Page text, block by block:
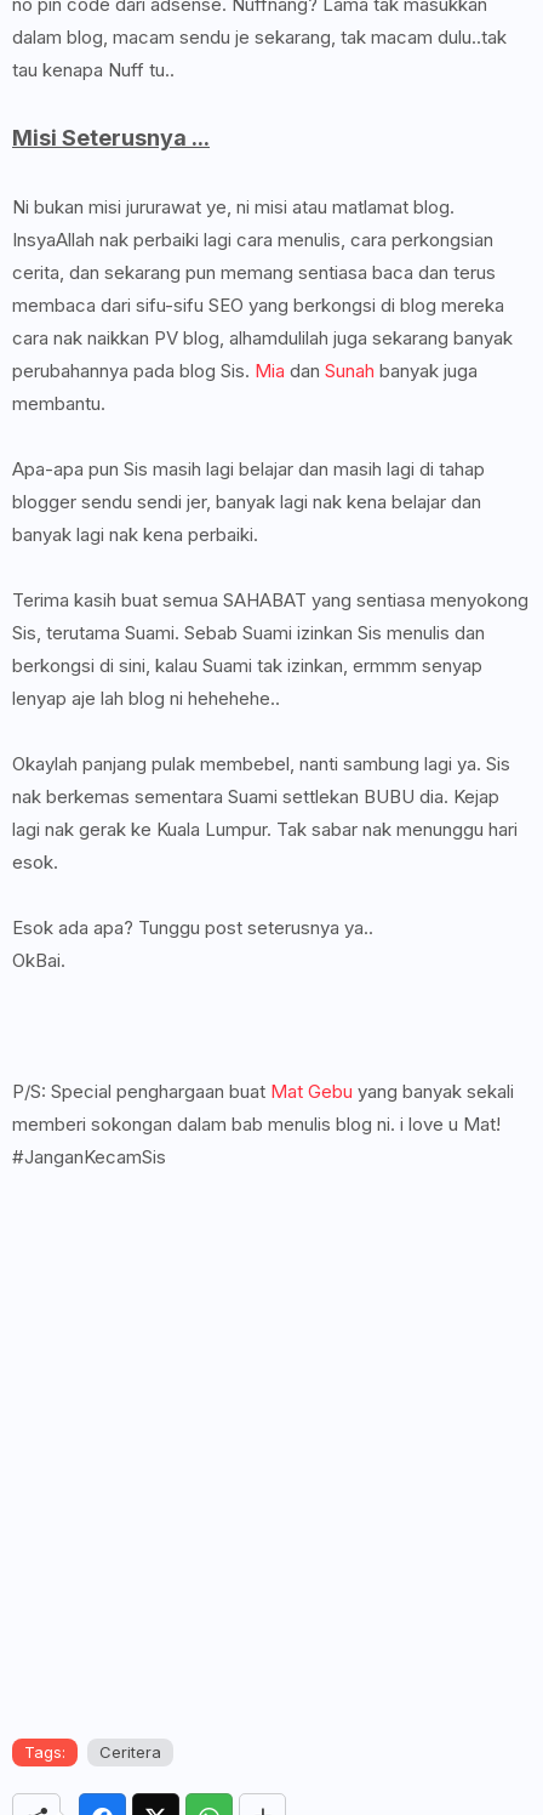
dalam blog, macam sendu je sekarang, tak macam dulu..tak
tau kenapa Nuff tu..
Misi Seterusnya ...
Ni bukan misi jururawat ye, ni misi atau matlamat blog.
InsyaAllah nak perbaiki lagi cara menulis, cara perkongsian
cerita, dan sekarang pun memang sentiasa baca dan terus
membaca dari sifu-sifu SEO yang berkongsi di blog mereka
cara nak naikkan PV blog, alhamdulilah juga sekarang banyak
perubahannya pada blog Sis. Mia dan Sunah banyak juga
membantu.
Apa-apa pun Sis masih lagi belajar dan masih lagi di tahap
blogger sendu sendi jer, banyak lagi nak kena belajar dan
banyak lagi nak kena perbaiki.
Terima kasih buat semua SAHABAT yang sentiasa menyokong
Sis, terutama Suami. Sebab Suami izinkan Sis menulis dan
berkongsi di sini, kalau Suami tak izinkan, ermmm senyap
lenyap aje lah blog ni hehehehe..
Okaylah panjang pulak membebel, nanti sambung lagi ya. Sis
nak berkemas sementara Suami settlekan BUBU dia. Kejap
lagi nak gerak ke Kuala Lumpur. Tak sabar nak menunggu hari
esok.
Esok ada apa? Tunggu post seterusnya ya..
OkBai.
P/S: Special penghargaan buat Mat Gebu yang banyak sekali
memberi sokongan dalam bab menulis blog ni. i love u Mat!
#JanganKecamSis
Tags: Ceritera